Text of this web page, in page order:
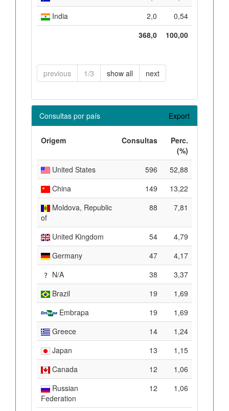
India
2,0
0,54
368,0
100,00
previous 1/3 show all next
Consultas por país Export
Origem Consultas
Perc.
(%)
United States
596
52,88
China
149
13,22
Moldova, Republic
of
88 7,81
United Kingdom 54
4,79
Germany
47
4,17
N/A
38
3,37
Brazil
19
1,69
Embrapa
19
1,69
Greece
14
1,24
Japan
13
1,15
Canada
12
1,06
Russian
Federation
12 1,06